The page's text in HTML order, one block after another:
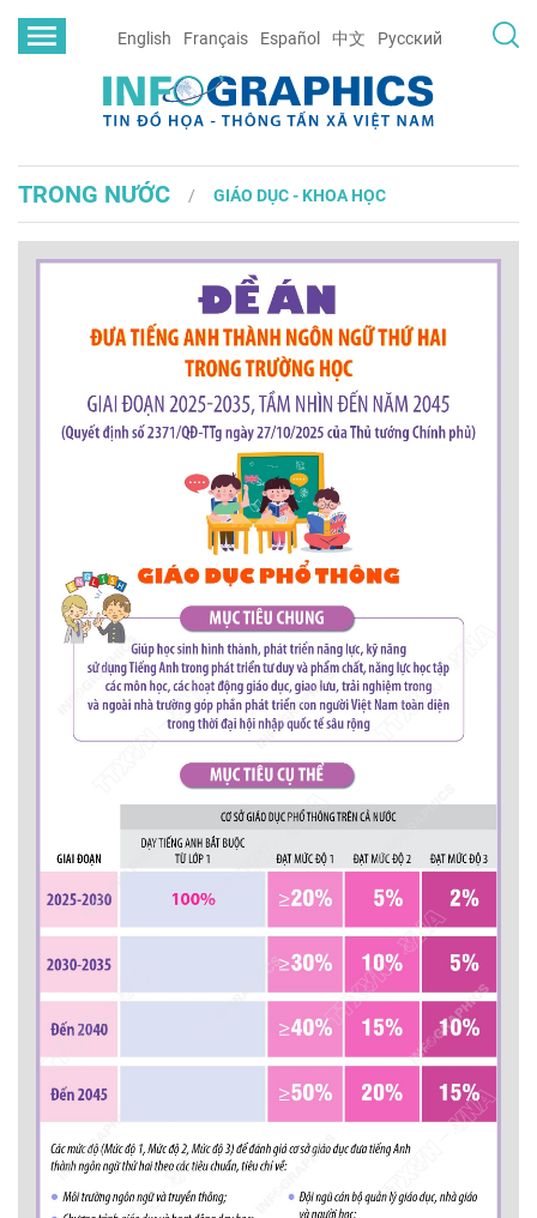
English Français Español 中文 Русский
TRONG NƯỚC GIÁO DỤC - KHOA HỌC